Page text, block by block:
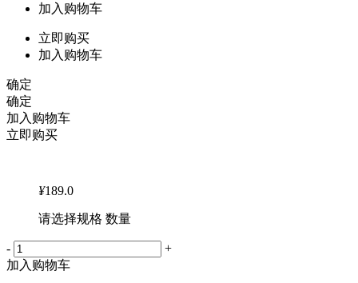
加入购物车
立即购买
加入购物车
确定
确定
加入购物车
立即购买
¥189.0
请选择规格 数量
-
+
加入购物车